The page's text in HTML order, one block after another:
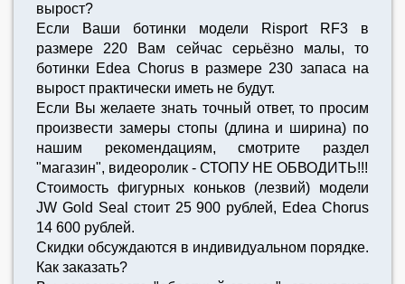
вырост?
Если Ваши ботинки модели Risport RF3 в
размере 220 Вам сейчас серьёзно малы, то
ботинки Edea Chorus в размере 230 запаса на
вырост практически иметь не будут.
Если Вы желаете знать точный ответ, то просим
произвести замеры стопы (длина и ширина) по
нашим рекомендациям, смотрите раздел
"магазин", видеоролик - СТОПУ НЕ ОБВОДИТЬ!!!
Стоимость фигурных коньков (лезвий) модели
JW Gold Seal стоит 25 900 рублей, Edea Chorus
14 600 рублей.
Скидки обсуждаются в индивидуальном порядке.
Как заказать?